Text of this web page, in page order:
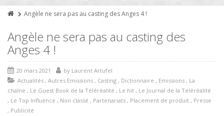
Angèle ne sera pas au casting des Anges 4 !
Angèle ne sera pas au casting des
Anges 4 !
20 mars 2021 by Laurent Artufel
Actualités , Autres Emissions , Casting , Dictionnaire , Emissions , La
chaîne , Le Guest Book de la Téléréalité , Le hit , Le Journal de la Téléréalité
, Le Top Influence , Non classé , Partenariats , Placement de produit , Presse
, Publicité